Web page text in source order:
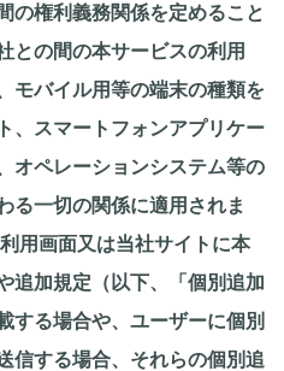
の権利義務関係を定めること
との間の本サービスの利用
モバイル用等の端末の種類を
、スマートフォンアプリケー
オペレーションシステム等の
る一切の関係に適用されま
用画面又は当社サイトに本
追加規定（以下、「個別追加
する場合や、ユーザーに個別
信する場合、それらの個別追